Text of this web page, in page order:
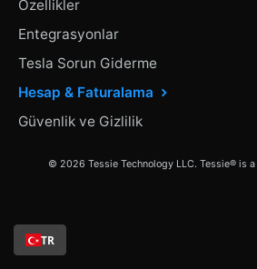
Özellikler
Entegrasyonlar
Tesla Sorun Giderme
Hesap & Faturalama
Güvenlik ve Gizlilik
© 2026 Tessie Technology LLC. Tessie® is
TR